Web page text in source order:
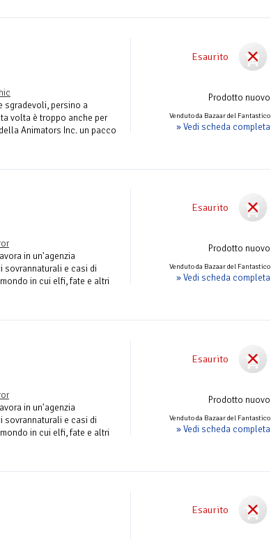
Esaurito
Prodotto nuovo
Venduto da Bazaar del Fantastico
» Vedi scheda completa
sgradevoli, persino a
volta è troppo anche per
Animators Inc. un pacco
Esaurito
Prodotto nuovo
Venduto da Bazaar del Fantastico
» Vedi scheda completa
in un'agenzia
sovrannaturali e casi di
in cui elfi, fate e altri
Esaurito
Prodotto nuovo
Venduto da Bazaar del Fantastico
» Vedi scheda completa
in un'agenzia
sovrannaturali e casi di
in cui elfi, fate e altri
Esaurito